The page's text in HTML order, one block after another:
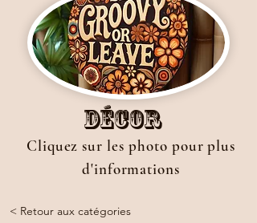
Décor
Cliquez sur les photo pour plus
d'informations
< Retour aux catégories